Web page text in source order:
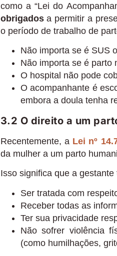
como a “Lei do
obrigadosa permitir a
o período de trabalho de
Não importa se é SUS
Não importa se é parto
O hospital não pode
O acompanhante é
embora a doula tenha
3.2 O direito a um
Recentemente, a Lei nº
da mulher a um parto
Isso significa que a gestante
Ser tratada com
Receber todas as
Ter sua privacidade
Não sofrer violência
(como humilhações,